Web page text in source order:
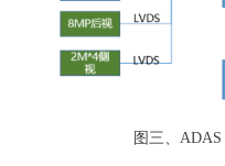
图 三 ADAS